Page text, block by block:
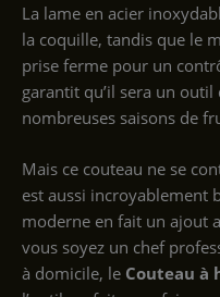
La lame en acier
la coquille, tandis que le
prise ferme pour un
garantit qu’il sera un
nombreuses saisons de
Mais ce couteau ne se
est aussi incroyablement
moderne en fait un ajout
vous soyez un chef
à domicile, le Couteau à